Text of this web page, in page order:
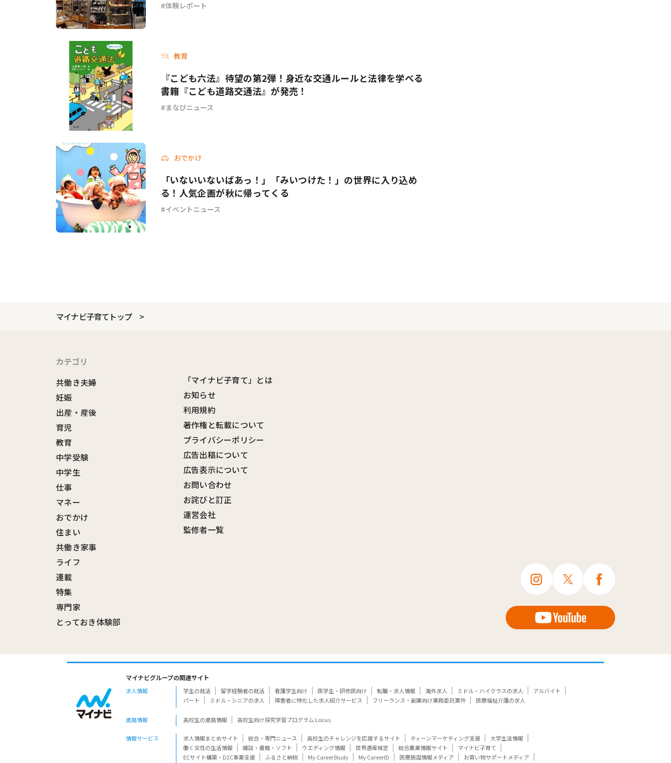
体験レポート
教育
『こども六法』待望の第2弾！身近な交通ルールと法律を学べる
書籍『こども道路交通法』が発売！
まなびニュース
おでかけ
「いないいないばあっ！」「みいつけた！」の世界に入り込め
る！人気企画が秋に帰ってくる
イベントニュース
マイナビ子育てトップ
カテゴリ
共働き夫婦
妊娠
出産・産後
育児
教育
中学受験
中学生
仕事
マネー
おでかけ
住まい
共働き家事
ライフ
連載
特集
専門家
とっておき体験部
「マイナビ子育て」とは
お知らせ
利用規約
著作権と転載について
プライバシーポリシー
広告出稿について
広告表示について
お問い合わせ
お詫びと訂正
運営会社
監修者一覧
マイナビグループの関連サイト
求人情報 学生の就活 留学経験者の就活 看護学生向け 医学生・研修医向け 転職・求人情報 海外求人 ミドル・ハイクラスの求人
アルバイト
パート
ミドル・シニアの求人 障害者に特化した求人紹介サービス フリーランス・副業向け業務委託案件 医療福祉介護の求人
進路情報 高校生の進路情報 高校生向け探究学習プログラム Locus
情報サービス 求人情報まとめサイト 総合・専門ニュース 高校生のチャレンジを応援するサイト ティーンマーケティング支援
大学生活情報
働く女性の生活情報
雑誌・書籍・ソフト ウエディング情報 世界遺産検定 総合農業情報サイト
マイナビ子育て
ECサイト構築・D2C事業支援
ふるさと納税 My CareerStudy My CareerID 医療施設情報メディア
お買い物サポートメディア